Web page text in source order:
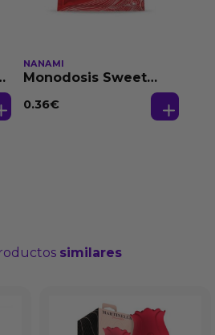
NANAMI
Monodosis Sweet
Base Agua 4 ml
0.36€
similares